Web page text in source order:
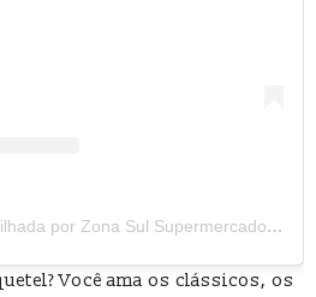
Uma publicação compartilhada por Zona Sul Supermercado (@zonasulsupermercado)
Você ama os clássicos, os